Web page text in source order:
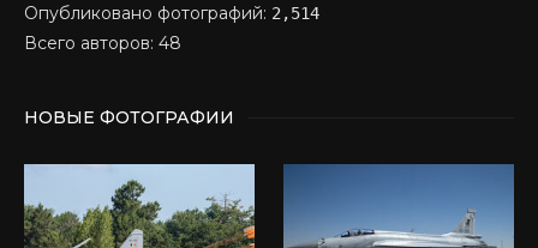
Опубликовано фотографий: 2,514
Всего авторов: 48
НОВЫЕ ФОТОГРАФИИ